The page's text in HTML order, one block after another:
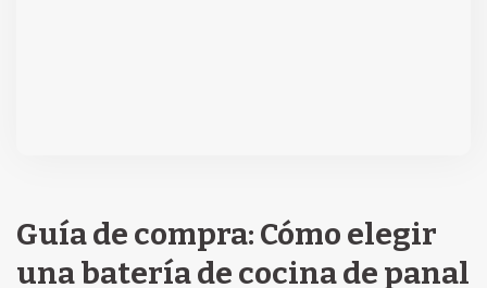
Guía de compra: Cómo elegir
una batería de cocina de panal